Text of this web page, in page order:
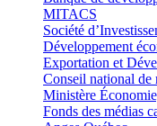
MITACS
Société
Développement
Exportation et
Conseil national de
Ministère
Fonds des médias